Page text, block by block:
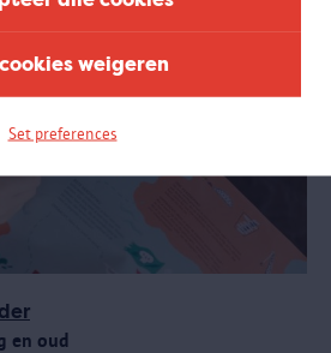
weigeren
Set preferences
en oud